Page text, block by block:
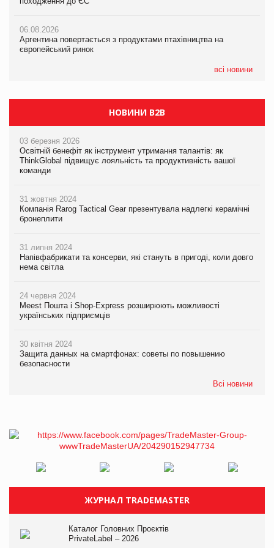
06.08.2026
Аргентина повертається з продуктами птахівництва на
європейський ринок
всі новини
06.08.2026
Аргентина повертається з продуктами птахівництва на
європейський ринок
06.08.2026
Аргентина повертається з продуктами птахівництва на
європейський ринок
НОВИНИ B2B
03 березня 2026
Освітній бенефіт як інструмент утримання талантів: як
ThinkGlobal підвищує лояльність та продуктивність вашої
команди
31 жовтня 2024
Компанія Rarog Tactical Gear презентувала надлегкі керамічні
бронеплити
31 липня 2024
Напівфабрикати та консерви, які стануть в пригоді, коли довго
нема світла
24 червня 2024
Meest Пошта і Shop-Express розширюють можливості
українських підприємців
30 квітня 2024
Защита данных на смартфонах: советы по повышению
безопасности
Всі новини
ЖУРНАЛ TRADEMASTER
Каталог Головних Проєктів
PrivateLabel – 2026